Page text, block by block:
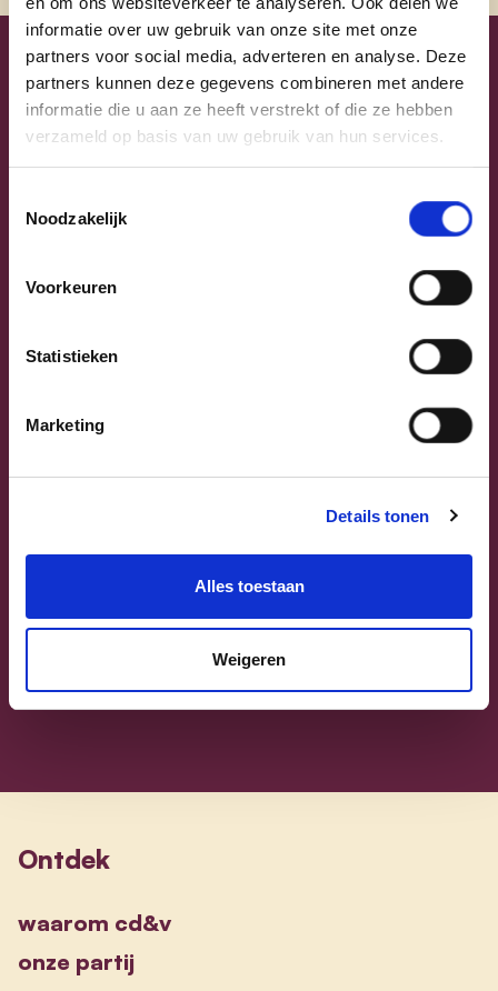
informatie over uw gebruik van onze site met onze
partners voor social media, adverteren en analyse. Deze
partners kunnen deze gegevens combineren met andere
informatie die u aan ze heeft verstrekt of die ze hebben
verzameld op basis van uw gebruik van hun services.
Noodzakelijk
Voorkeuren
Statistieken
Marketing
Details tonen
Alles toestaan
Weigeren
Uw lijsttrekkers
Sammy Mahdi
Vlaams-Brabant | Federaal Parlement
Sammy Mahdi
Previous Next
alle kandidaten
Ontdek
waarom cd&v
onze partij